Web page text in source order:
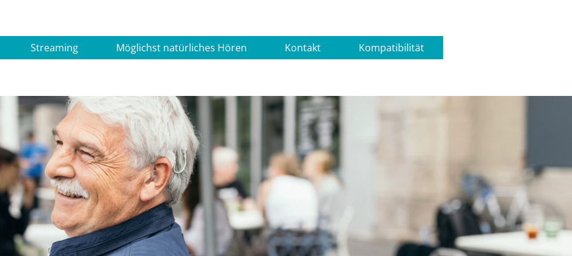
Streaming Möglichst natürliches Hören Kontakt Kompatibilität